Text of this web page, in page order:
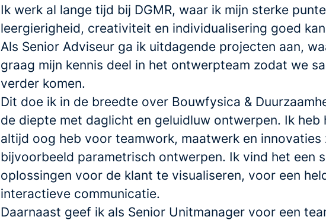
Ik werk al lange tijd bij DGMR, waar ik mijn sterke
leergierigheid, creativiteit en individualisering goed
Als Senior Adviseur ga ik uitdagende projecten aan,
graag mijn kennis deel in het ontwerpteam zodat we
verder komen.
Dit doe ik in de breedte over Bouwfysica &
de diepte met daglicht en geluidluw ontwerpen. Ik heb
altijd oog heb voor teamwork, maatwerk en innovaties
bijvoorbeeld parametrisch ontwerpen. Ik vind het een
oplossingen voor de klant te visualiseren, voor een
interactieve communicatie.
Daarnaast geef ik als Senior Unitmanager voor een